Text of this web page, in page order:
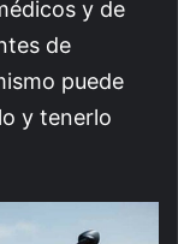
y de
de
puede
y tenerlo